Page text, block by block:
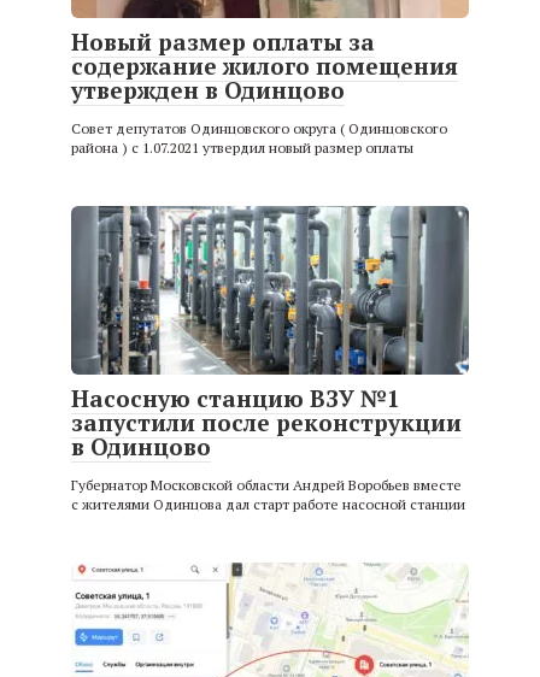
Новый размер оплаты за
содержание жилого помещения
утвержден в Одинцово
Совет депутатов Одинцовского округа ( Одинцовского
района ) с 1.07.2021 утвердил новый размер оплаты
Насосную станцию ВЗУ №1
запустили после реконструкции
в Одинцово
Губернатор Московской области Андрей Воробьев вместе
с жителями Одинцова дал старт работе насосной станции